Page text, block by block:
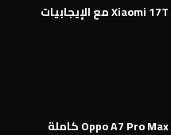
مواصفات هاتف Xiaomi 17T مع الإيجابيات